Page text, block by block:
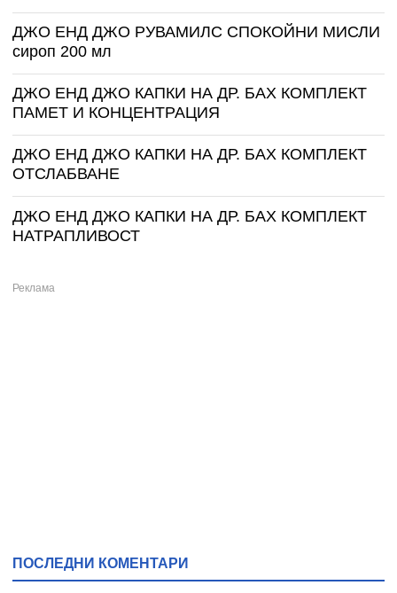
ДЖО ЕНД ДЖО РУВАМИЛС СПОКОЙНИ МИСЛИ
сироп 200 мл
ДЖО ЕНД ДЖО КАПКИ НА ДР. БАХ КОМПЛЕКТ
ПАМЕТ И КОНЦЕНТРАЦИЯ
ДЖО ЕНД ДЖО КАПКИ НА ДР. БАХ КОМПЛЕКТ
ОТСЛАБВАНЕ
ДЖО ЕНД ДЖО КАПКИ НА ДР. БАХ КОМПЛЕКТ
НАТРАПЛИВОСТ
ПОСЛЕДНИ КОМЕНТАРИ